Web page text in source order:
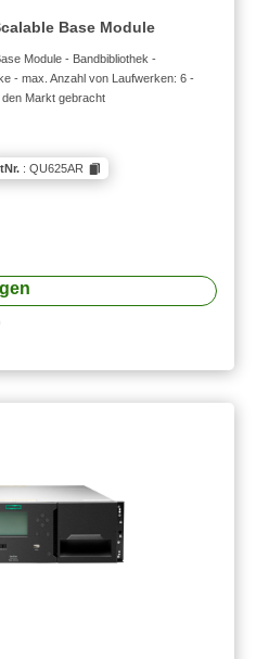
Base Module
Module - Bandbibliothek -
- max. Anzahl von Laufwerken: 6 -
Markt gebracht
: QU625AR